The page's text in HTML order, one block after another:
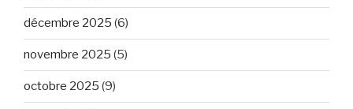
décembre 2025 (6)
novembre 2025 (5)
octobre 2025 (9)